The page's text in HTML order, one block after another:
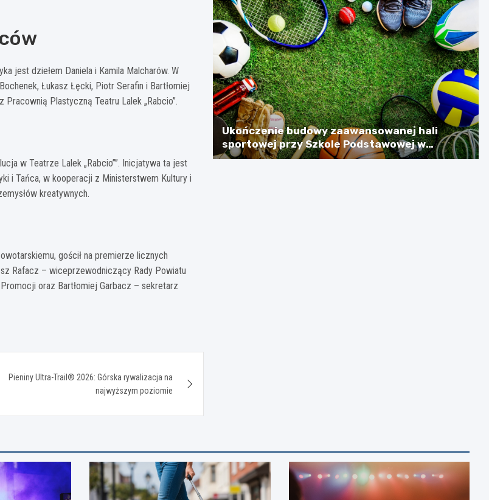
jest dziełem Daniela i Kamila Malcharów. W
Łukasz Łęcki, Piotr Serafin i Bartłomiej
Plastyczną Teatru Lalek „Rabcio”.
w Teatrze Lalek „Rabcio””. Inicjatywa ta jest
i Tańca, w kooperacji z Ministerstwem Kultury i
kreatywnych.
gościł na premierze licznych
Rafacz – wiceprzewodniczący Rady Powiatu
oraz Bartłomiej Garbacz – sekretarz
Pieniny Ultra-Trail® 2026: Górska rywalizacja na
najwyższym poziomie
Ukończenie budowy zaawansowanej hali
sportowej przy Szkole Podstawowej w
Szlachtowej